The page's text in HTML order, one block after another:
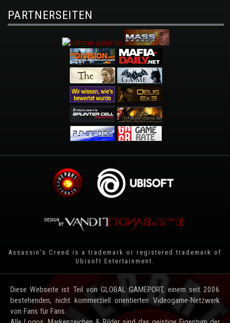
PARTNERSEITEN
Assassin's Creed is a trademark or registered trademark of
Ubisoft Entertainment
Diese Webseite ist Teil von GLOBAL GAMEPORT, einem seit 2006
bestehenden, nicht kommerziell orientierten Videogame-Netzwerk
von Fans für Fans.